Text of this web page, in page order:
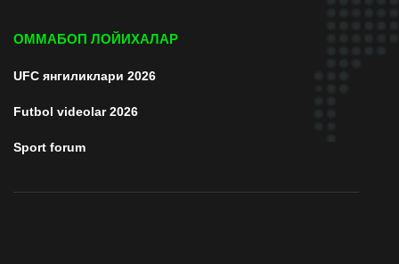
ОММАБОП ЛОЙИХАЛАР
UFC янгиликлари 2026
Futbol videolar 2026
Sport forum